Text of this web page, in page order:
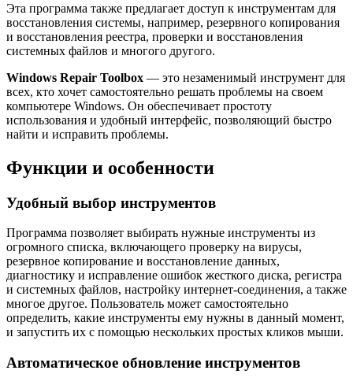
Эта программа также предлагает доступ к инструментам для
восстановления системы, например, резервного копирования
и восстановления реестра, проверки и восстановления
системных файлов и многого другого.
Windows Repair Toolbox — это незаменимый инструмент для
всех, кто хочет самостоятельно решать проблемы на своем
компьютере Windows. Он обеспечивает простоту
использования и удобный интерфейс, позволяющий быстро
найти и исправить проблемы.
Функции и особенности
Удобный выбор инструментов
Программа позволяет выбирать нужные инструменты из
огромного списка, включающего проверку на вирусы,
резервное копирование и восстановление данных,
диагностику и исправление ошибок жесткого диска, регистра
и системных файлов, настройку интернет-соединения, а также
многое другое. Пользователь может самостоятельно
определить, какие инструменты ему нужны в данный момент,
и запустить их с помощью нескольких простых кликов мыши.
Автоматическое обновление инструментов